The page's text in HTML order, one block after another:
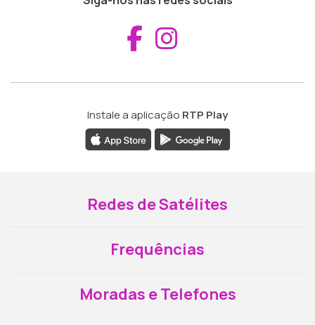
Aceder ao
Instale a aplicação RTP Play
Redes de Satélites
Frequências
Moradas e Telefones